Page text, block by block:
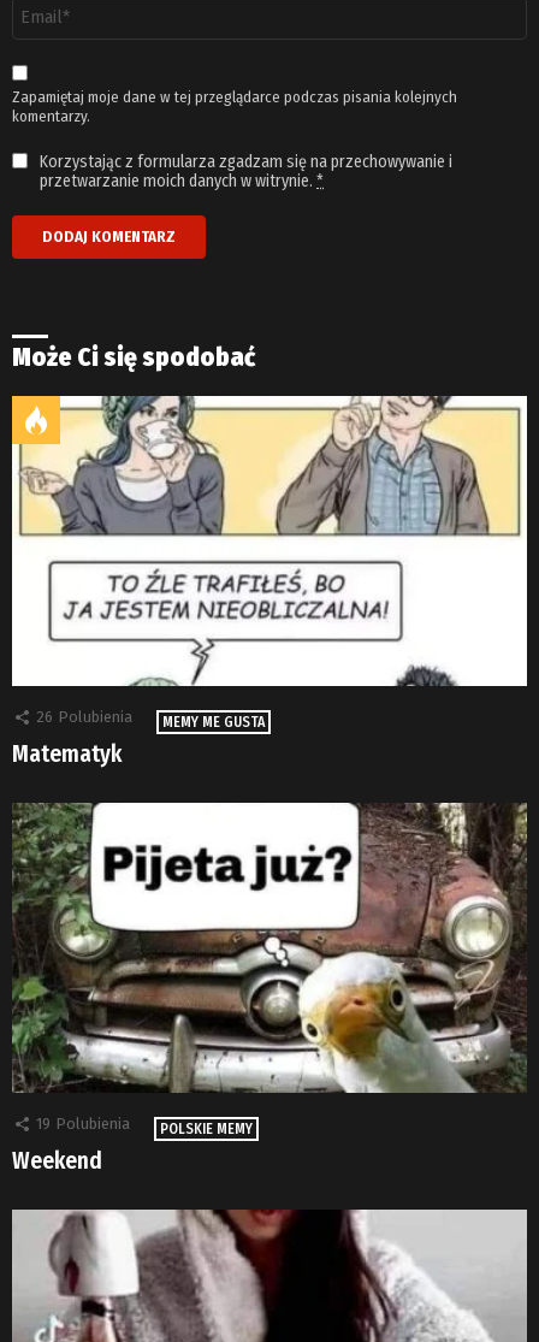
email
*
Zapamiętaj moje dane w tej przeglądarce podczas pisania kolejnych
komentarzy.
Korzystając z formularza zgadzam się na przechowywanie i
przetwarzanie moich danych w witrynie. *
Może Ci się spodobać
26 Polubienia MEMY ME GUSTA
Matematyk
19 Polubienia POLSKIE MEMY
Weekend